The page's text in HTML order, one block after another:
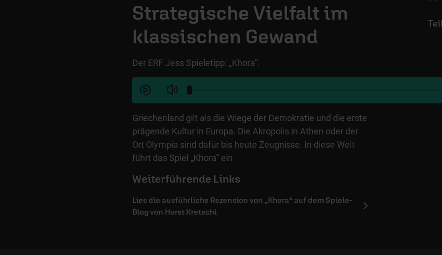
Strategische Vielfalt im
klassischen Gewand
Der ERF Jess Spieletipp: „Khora“.
Griechenland gilt als die Wiege der Demokratie und die erste
prägende Kultur in Europa. Die Akropolis in Athen oder der
Ort Olympia sind dafür bis heute Zeugnisse. In diese Welt
führt das Spiel „Khora“ ein
Weiterführende Links
Lies die ausführliche Rezension von „Khora“ auf dem Spiele-
Blog von Horst Kretschi